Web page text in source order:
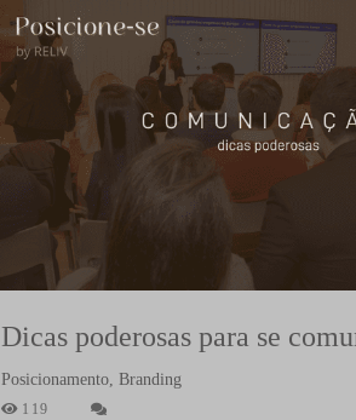
Dicas poderosas para se
Posicionamento, Branding
119